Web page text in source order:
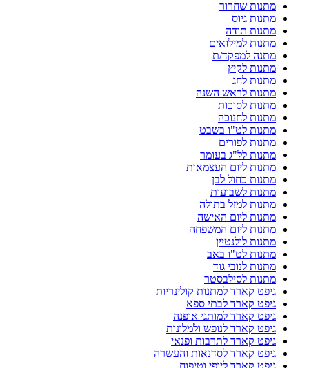
מתנות שחרור
מתנות גיוס
מתנות תודה
מתנות למילואים
מתנה למפקד/ת
מתנות לקיץ
מתנות לחג
מתנות לראש השנה
מתנות לסוכות
מתנות לחנוכה
מתנות לט"ו בשבט
מתנות לפורים
מתנות לל"ג בעומר
מתנות ליום העצמאות
מתנות כחול לבן
מתנות לשבועות
מתנות למזל בתולה
מתנות ליום האישה
מתנות ליום המשפחה
מתנות לולנטיין
מתנות לט"ו באב
מתנות לנובי גוד
מתנות לסילבסטר
גיפט קארד למתנות קולינריות
גיפט קארד לבתי ספא
גיפט קארד למותגי אופנה
גיפט קארד לנופש ולמלונות
גיפט קארד לתרבות ופנאי
גיפט קארד לסדנאות והעשרה
גיפט קארד ליופי וטיפוח